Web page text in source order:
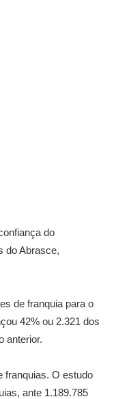
do
do Abrasce,
de franquia para o
42% ou 2.321 dos
anterior.
franquias. O estudo
ante 1.189.785